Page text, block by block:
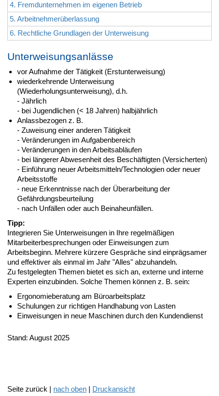
4. Fremdunternehmen im eigenen Betrieb
5. Arbeitnehmerüberlassung
6. Rechtliche Grundlagen der Unterweisung
Unterweisungsanlässe
vor Aufnahme der Tätigkeit (Erstunterweisung)
wiederkehrende Unterweisung
(Wiederholungsunterweisung), d.h.
- Jährlich
- bei Jugendlichen (< 18 Jahren) halbjährlich
Anlassbezogen z. B.
- Zuweisung einer anderen Tätigkeit
- Veränderungen im Aufgabenbereich
- Veränderungen in den Arbeitsabläufen
- bei längerer Abwesenheit des Beschäftigten (Versicherten)
- Einführung neuer Arbeitsmitteln/Technologien oder neuer
Arbeitsstoffe
- neue Erkenntnisse nach der Überarbeitung der
Gefährdungsbeurteilung
- nach Unfällen oder auch Beinaheunfällen.
Tipp:
Integrieren Sie Unterweisungen in Ihre regelmäßigen
Mitarbeiterbesprechungen oder Einweisungen zum
Arbeitsbeginn. Mehrere kürzere Gespräche sind einprägsamer
und effektiver als einmal im Jahr "Alles" abzuhandeln.
Zu festgelegten Themen bietet es sich an, externe und interne
Experten einzubinden. Solche Themen können z. B. sein:
Ergonomieberatung am Büroarbeitsplatz
Schulungen zur richtigen Handhabung von Lasten
Einweisungen in neue Maschinen durch den Kundendienst
Stand: August 2025
Seite zurück | nach oben | Druckansicht